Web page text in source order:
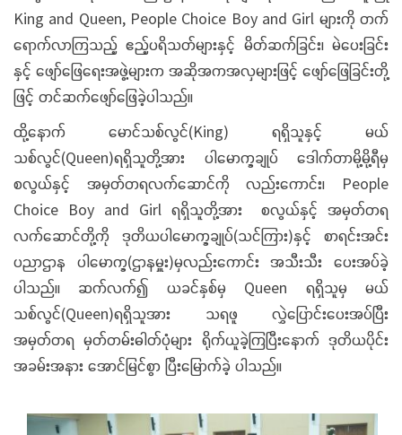
King and Queen, People Choice Boy and Girl များကို တက်
ရောက်လာကြသည့် ဧည့်ပရိသတ်များနှင့် မိတ်ဆက်ခြင်း၊ မဲပေးခြင်း
နှင့် ဖျော်ဖြေရေးအဖွဲ့များက အဆိုအကအလှများဖြင့် ဖျော်ဖြေခြင်းတို့
ဖြင့် တင်ဆက်ဖျော်ဖြေခဲ့ပါသည်။
ထို့နောက် မောင်သစ်လွင်(King) ရရှိသူနှင့် မယ်
သစ်လွင်(Queen)ရရှိသူတို့အား ပါမောက္ခချုပ် ဒေါက်တာမို့မို့ရီမှ
စလွယ်နှင့် အမှတ်တရလက်ဆောင်ကို လည်းကောင်း၊ People
Choice Boy and Girl ရရှိသူတို့အား စလွယ်နှင့် အမှတ်တရ
လက်ဆောင်တို့ကို ဒုတိယပါမောက္ခချုပ်(သင်ကြား)နှင့် စာရင်းအင်း
ပညာဌာန ပါမောက္ခ(ဌာနမှူး)မှလည်းကောင်း အသီးသီး ပေးအပ်ခဲ့
ပါသည်။ ဆက်လက်၍ ယခင်နှစ်မှ Queen ရရှိသူမှ မယ်
သစ်လွင်(Queen)ရရှိသူအား သရဖူ လွှဲပြောင်းပေးအပ်ပြီး
အမှတ်တရ မှတ်တမ်းဓါတ်ပုံများ ရိုက်ယူခဲ့ကြပြီးနောက် ဒုတိယပိုင်း
အခမ်းအနား အောင်မြင်စွာ ပြီး‌မြောက်ခဲ့ ပါသည်။